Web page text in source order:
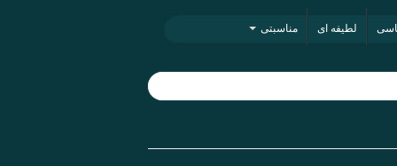
لطیفه ای مناسبتی